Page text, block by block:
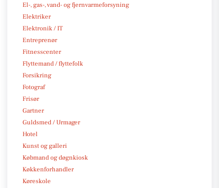
El-, gas-, vand- og fjernvarmeforsyning
Elektriker
Elektronik / IT
Entreprenør
Fitnesscenter
Flyttemand / flyttefolk
Forsikring
Fotograf
Frisør
Gartner
Guldsmed / Urmager
Hotel
Kunst og galleri
Købmand og døgnkiosk
Køkkenforhandler
Køreskole